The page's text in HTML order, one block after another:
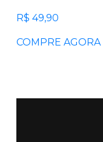
R$ 49,90
COMPRE AGORA